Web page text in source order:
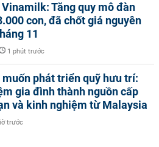
Tăng quy mô đàn
con, đã chốt giá nguyên
11
1 phút trước
phát triển quỹ hưu trí:
gia đình thành nguồn cấp
và kinh nghiệm từ Malaysia
trước